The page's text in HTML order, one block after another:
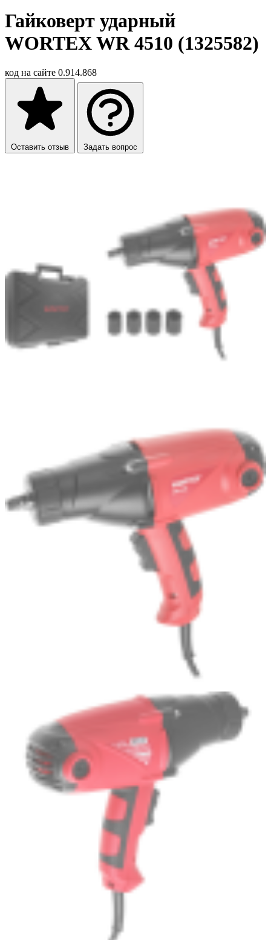
Гайковерт ударный
WORTEX WR 4510 (1325582)
код на сайте 0.914.868
Оставить отзыв Задать вопрос